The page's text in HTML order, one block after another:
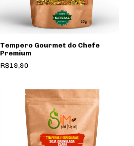
Tempero Gourmet do Chefe
Premium
R$19,90